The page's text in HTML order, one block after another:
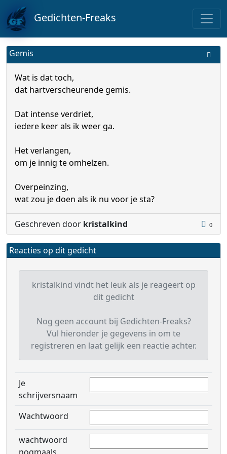
Gedichten-Freaks
Gemis
Wat is dat toch,
dat hartverscheurende gemis.
Dat intense verdriet,
iedere keer als ik weer ga.
Het verlangen,
om je innig te omhelzen.
Overpeinzing,
wat zou je doen als ik nu voor je sta?
Geschreven door kristalkind 0
Reacties op dit gedicht
kristalkind vindt het leuk als je reageert op
dit gedicht
Nog geen account bij Gedichten-Freaks?
Vul hieronder je gegevens in om te
registreren en laat gelijk een reactie achter.
Je
schrijversnaam
Wachtwoord
wachtwoord